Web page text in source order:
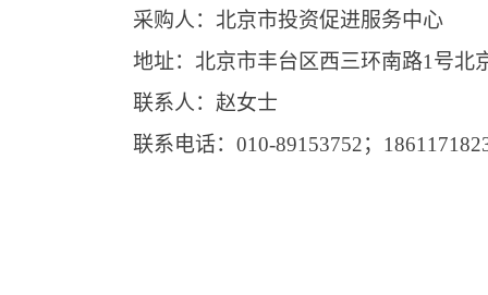
采购人：北京市投资促进服务中心
地址：北京市丰台区西三环南路1号北
联系人：赵女士
联系电话：010-89153752；